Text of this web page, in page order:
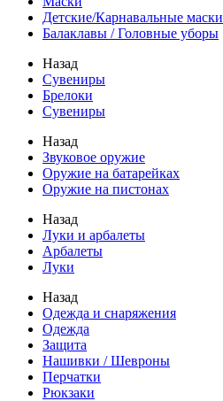
Детские/Карнавальные маски
Балаклавы / Головные уборы
Назад
Сувениры
Брелоки
Сувениры
Назад
Звуковое оружие
Оружие на батарейках
Оружие на пистонах
Назад
Луки и арбалеты
Арбалеты
Луки
Назад
Одежда и снаряжения
Одежда
Защита
Нашивки / Шевроны
Перчатки
Рюкзаки